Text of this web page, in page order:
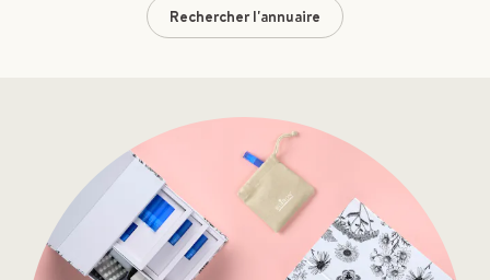
Rechercher l'annuaire